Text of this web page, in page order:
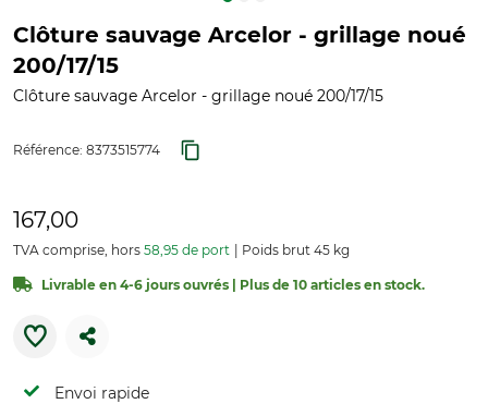
Clôture sauvage Arcelor - grillage noué
200/17/15
Clôture sauvage Arcelor - grillage noué 200/17/15
Référence: 8373515774
167,00
TVA comprise, hors 58,95 de port Poids brut 45 kg
Livrable en 4-6 jours ouvrés | Plus de 10 articles en stock.
Envoi rapide